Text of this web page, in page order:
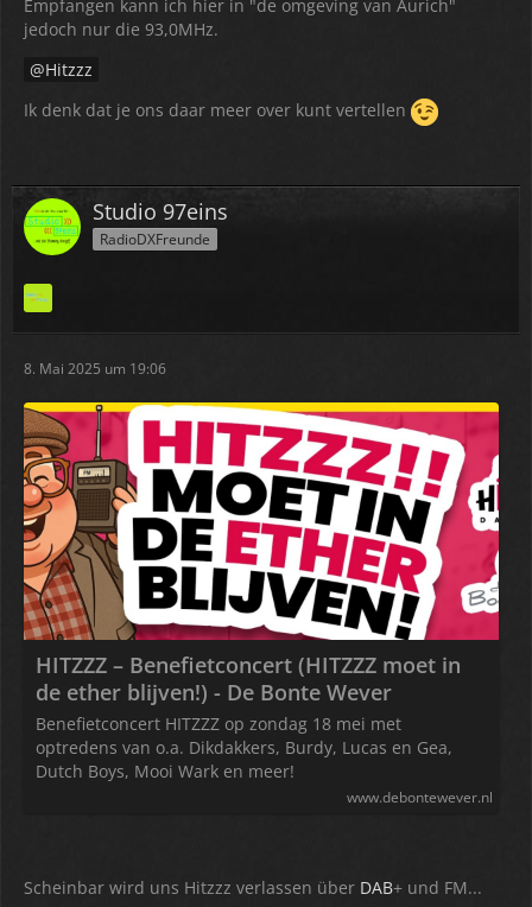
Empfangen kann ich hier in "de omgeving van Aurich"
jedoch nur die 93,0MHz.
Hitzzz
Ik denk dat je ons daar meer over kunt vertellen
Studio 97eins
RadioDXFreunde
8. Mai 2025 um 19:06
HITZZZ – Benefietconcert (HITZZZ moet in
de ether blijven!) - De Bonte Wever
Benefietconcert HITZZZ op zondag 18 mei met
optredens van o.a. Dikdakkers, Burdy, Lucas en Gea,
Dutch Boys, Mooi Wark en meer!
www.debontewever.nl
Scheinbar wird uns Hitzzz verlassen über DAB+ und FM...